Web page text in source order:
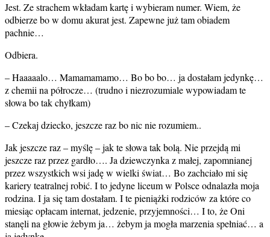
Jest. Ze strachem wkładam kartę i wybieram numer. Wiem, że
odbierze bo w domu akurat jest. Zapewne już tam obiadem
pachnie…
Odbiera.
– Haaaaalo… Mamamamamo… Bo bo bo… ja dostałam jedynkę…
z chemii na półrocze… (trudno i niezrozumiale wypowiadam te
słowa bo tak chyłkam)
– Czekaj dziecko, jeszcze raz bo nic nie rozumiem..
Jak jeszcze raz – myślę – jak te słowa tak bolą. Nie przejdą mi
jeszcze raz przez gardło…. Ja dziewczynka z małej, zapomnianej
przez wszystkich wsi jadę w wielki świat… Bo zachciało mi się
kariery teatralnej robić. I to jedyne liceum w Polsce odnalazła moja
rodzina. I ja się tam dostałam. I te pieniążki rodziców za które co
miesiąc opłacam internat, jedzenie, przyjemności… I to, że Oni
stanęli na głowie żebym ja… żebym ja mogła marzenia spełniać… a